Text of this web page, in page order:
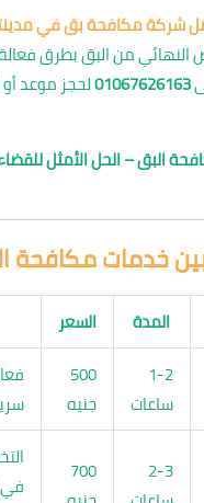
شركة مكافحة بق في
النهائي من البق بطرق فعالة
01067626163لحجز موعد
البق – الحل الأمثل
خدمات مكافحة
المدة السعر
1-2
ساعات
500
جنيه
2-3
700
في